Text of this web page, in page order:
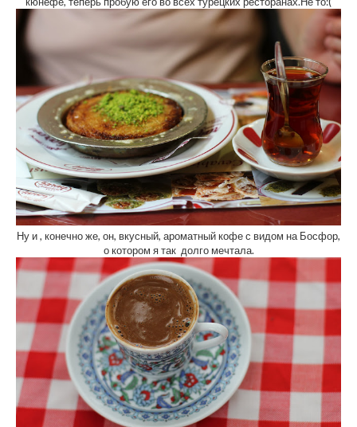
Ну и , конечно же, он, вкусный, ароматный кофе с видом на Босфор,
о котором я так долго мечтала.